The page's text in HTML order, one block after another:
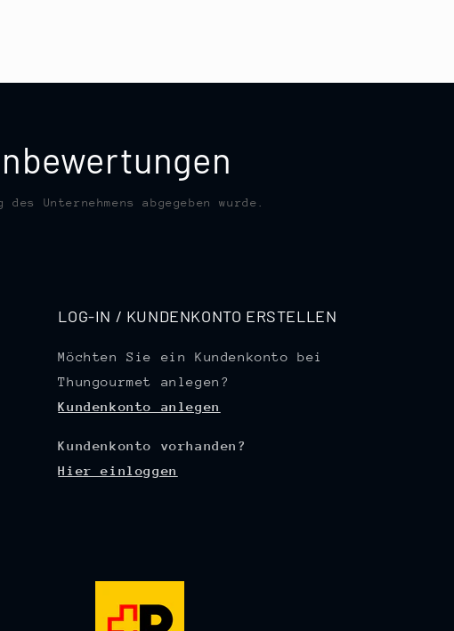
Unternehmens abgegeben wurde.
LOG-IN / KUNDENKONTO ERSTELLEN
Möchten Sie ein Kundenkonto bei
Thungourmet anlegen?
Kundenkonto anlegen
Kundenkonto vorhanden?
Hier einloggen